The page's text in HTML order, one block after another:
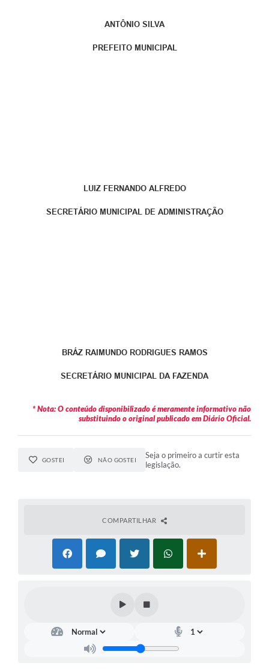
ANTÔNIO SILVA
PREFEITO MUNICIPAL
LUIZ FERNANDO ALFREDO
SECRETÁRIO MUNICIPAL DE ADMINISTRAÇÃO
BRÁZ RAIMUNDO RODRIGUES RAMOS
SECRETÁRIO MUNICIPAL DA FAZENDA
* Nota: O conteúdo disponibilizado é meramente informativo não
substituindo o original publicado em Diário Oficial.
GOSTEI NÃO GOSTEI
Seja o primeiro a curtir esta
legislação.
COMPARTILHAR